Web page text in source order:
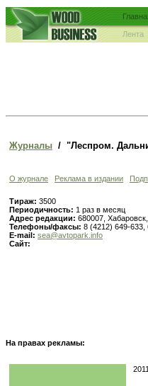
Лента
Журналы / "Леспром.
О журнале Реклама в издании
Тираж: 3500
Периодичность: 1 раз в месяц
Адрес редакции: 680007,
Телефоны/факсы: 8 (4212) 649-633,
E-mail: sea@avtopark.info
Сайт:
На правах рекламы: